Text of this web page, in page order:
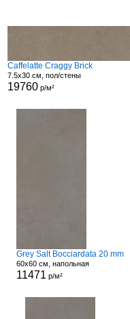
Caffelatte Craggy Brick
7.5x30 см, пол/стены
19760 р/м²
Grey Salt Bocciardata 20 mm
60x60 см, напольная
11471 р/м²